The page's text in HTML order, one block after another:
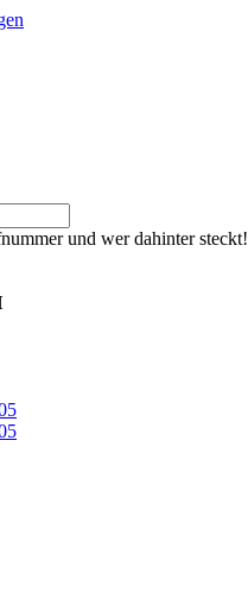
und wer dahinter steckt!